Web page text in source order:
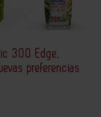
300 Edge,
preferencias